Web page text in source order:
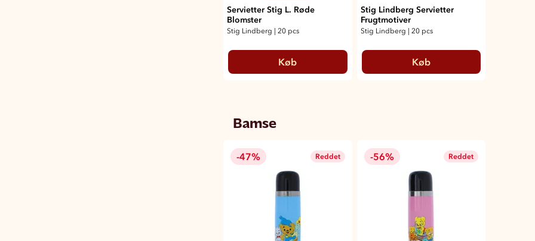
Servietter Stig L. Røde
Blomster
Stig Lindberg | 20 pcs
Køb
Stig Lindberg Servietter
Frugtmotiver
Stig Lindberg | 20 pcs
Køb
Bamse
-47% Reddet -56% Reddet